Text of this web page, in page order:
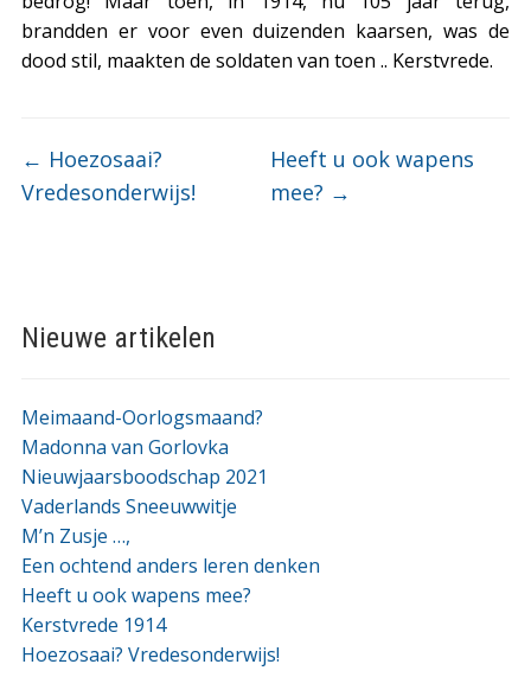
brandden er voor even duizenden kaarsen, was de
dood stil, maakten de soldaten van toen .. Kerstvrede.
← Hoezosaai?
Vredesonderwijs!
Heeft u ook wapens
mee? →
Nieuwe artikelen
Meimaand-Oorlogsmaand?
Madonna van Gorlovka
Nieuwjaarsboodschap 2021
Vaderlands Sneeuwwitje
M’n Zusje …,
Een ochtend anders leren denken
Heeft u ook wapens mee?
Kerstvrede 1914
Hoezosaai? Vredesonderwijs!